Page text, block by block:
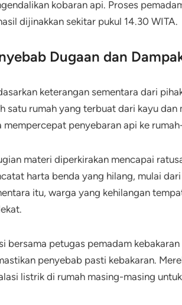
kobaran api. Proses
dijinakkan sekitar pukul 14.30 WITA.
Dugaan dan
keterangan sementara dari
satu rumah yang terbuat dari kayu
mempercepat penyebaran api ke
materi diperkirakan mencapai
harta benda yang hilang, mulai
itu, warga yang kehilangan
bersama petugas pemadam
penyebab pasti kebakaran.
listrik di rumah masing-masing